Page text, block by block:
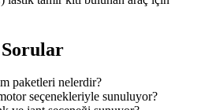
Sorular
paketleri nelerdir?
seçenekleriyle sunuluyor?